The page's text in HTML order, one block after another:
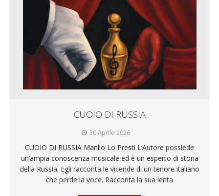
CUOIO DI RUSSIA
30 Aprile 2026
CUOIO DI RUSSIA Manlio Lo Presti L’Autore possiede
un’ampia conoscenza musicale ed è un esperto di storia
della Russia. Egli racconta le vicende di un tenore italiano
che perde la voce. Racconta la sua lenta